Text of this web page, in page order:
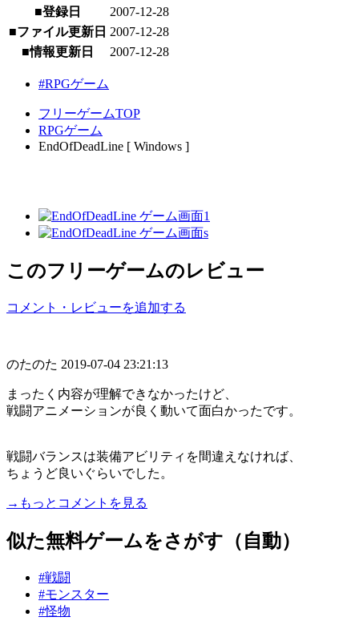
■登録日
2007-12-28
■ファイル更新日 2007-12-28
■情報更新日
2007-12-28
#RPGゲーム
フリーゲームTOP
RPGゲーム
EndOfDeadLine [ Windows ]
このフリーゲームのレビュー
コメント・レビューを追加する
のたのた 2019-07-04 23:21:13
まったく内容が理解できなかったけど、
戦闘アニメーションが良く動いて面白かったです。
戦闘バランスは装備アビリティを間違えなければ、
ちょうど良いぐらいでした。
→もっとコメントを見る
似た無料ゲームをさがす（自動）
#戦闘
#モンスター
#怪物